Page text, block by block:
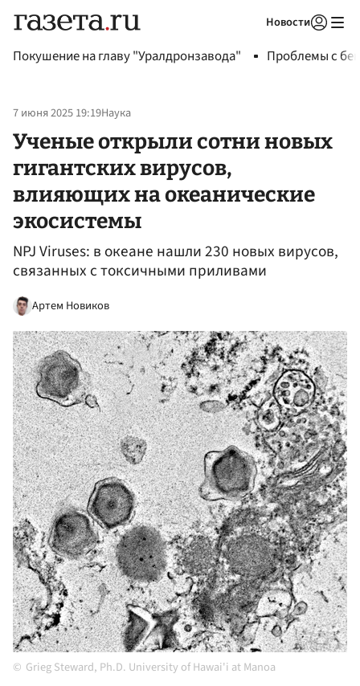
Новости
Покушение на главу "Уралдронзавода" Проблемы с
7 июня 2025 19:19Наука
Ученые открыли сотни новых
гигантских вирусов,
влияющих на океанические
экосистемы
NPJ Viruses: в океане нашли 230 новых вирусов,
связанных с токсичными приливами
Артем Новиков
Grieg Steward, Ph.D. University of Hawai'i at Manoa